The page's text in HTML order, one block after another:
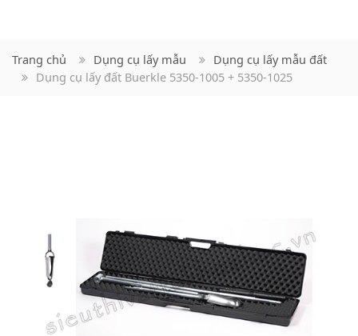
Trang chủ Dụng cụ lấy mẫu
Dụng cụ lấy mẫu đất
Dụng cụ lấy đất Buerkle 5350-1005 + 5350-1025